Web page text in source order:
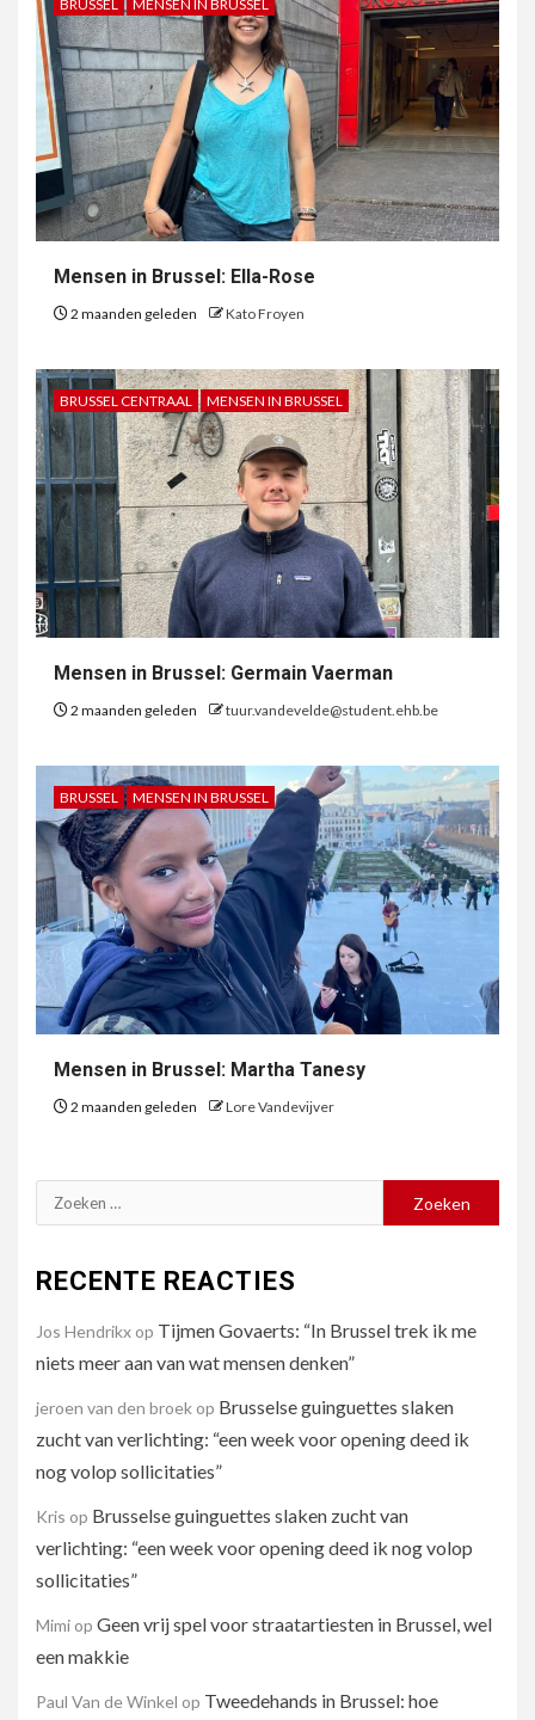
BRUSSEL MENSEN IN BRUSSEL
Mensen in Brussel: Ella-Rose
2 maanden geleden Kato Froyen
BRUSSEL CENTRAAL MENSEN IN BRUSSEL
Mensen in Brussel: Germain Vaerman
2 maanden geleden tuur.vandevelde@student.ehb.be
BRUSSEL MENSEN IN BRUSSEL
Mensen in Brussel: Martha Tanesy
2 maanden geleden Lore Vandevijver
Zoeken
naar:
RECENTE REACTIES
Jos Hendrikx op Tijmen Govaerts: “In Brussel trek ik me
niets meer aan van wat mensen denken”
jeroen van den broek op Brusselse guinguettes slaken
zucht van verlichting: “een week voor opening deed ik
nog volop sollicitaties”
Kris op Brusselse guinguettes slaken zucht van
verlichting: “een week voor opening deed ik nog volop
sollicitaties”
Mimi op Geen vrij spel voor straatartiesten in Brussel, wel
een makkie
Paul Van de Winkel op Tweedehands in Brussel: hoe